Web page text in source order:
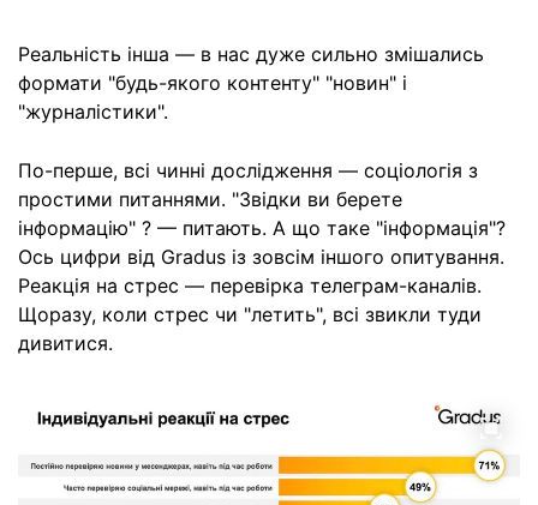
Реальність інша — в нас дуже сильно змішались
формати "будь-якого контенту" "новин" і
"журналістики".
По-перше, всі чинні дослідження — соціологія з
простими питаннями. "Звідки ви берете
інформацію" ? — питають. А що таке "інформація"?
Ось цифри від Gradus із зовсім іншого опитування.
Реакція на стрес — перевірка телеграм-каналів.
Щоразу, коли стрес чи "летить", всі звикли туди
дивитися.